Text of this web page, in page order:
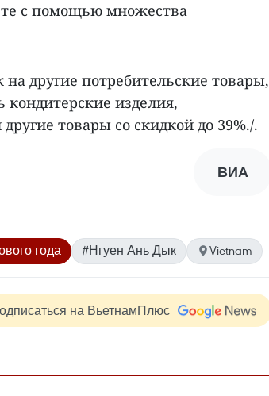
с помощью множества
другие потребительские товары,
изделия,
товары со скидкой до 39%./.
ВИА
года #Нгуен Ань Дык Vietnam
на ВьетнамПлюс